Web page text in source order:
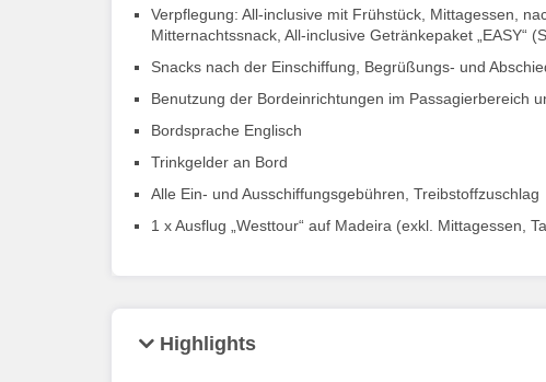
Verpflegung: All-inclusive mit Frühstück, Mittagessen,
Mitternachtssnack, All-inclusive Getränkepaket „EASY“
Snacks nach der Einschiffung, Begrüßungs- und
Benutzung der Bordeinrichtungen im Passagierbereich
Bordsprache Englisch
Trinkgelder an Bord
Alle Ein- und Ausschiffungsgebühren, Treibstoffzuschlag
1 x Ausflug „Westtour“ auf Madeira (exkl. Mittagessen,
Highlights